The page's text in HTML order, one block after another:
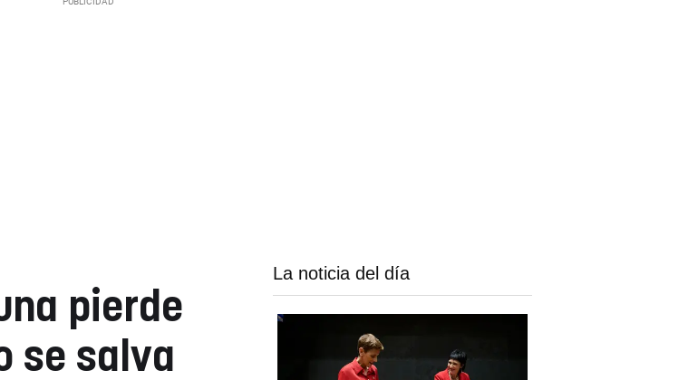
pierde
se salva
La noticia del día